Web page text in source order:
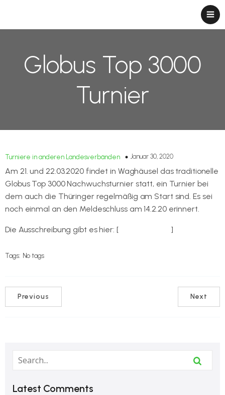
Globus Top 3000
Turnier
Turniere in anderen Landesverbänden Januar 30, 2020
Am 21. und 22.03.2020 findet in Waghäusel das traditionelle
Globus Top 3000 Nachwuchsturnier statt, ein Turnier bei
dem auch die Thüringer regelmäßig am Start sind. Es sei
noch einmal an den Meldeschluss am 14.2.20 erinnert.
Die Ausschreibung gibt es hier: [herunterladen]
Tags: No tags
Previous Next
Latest Comments